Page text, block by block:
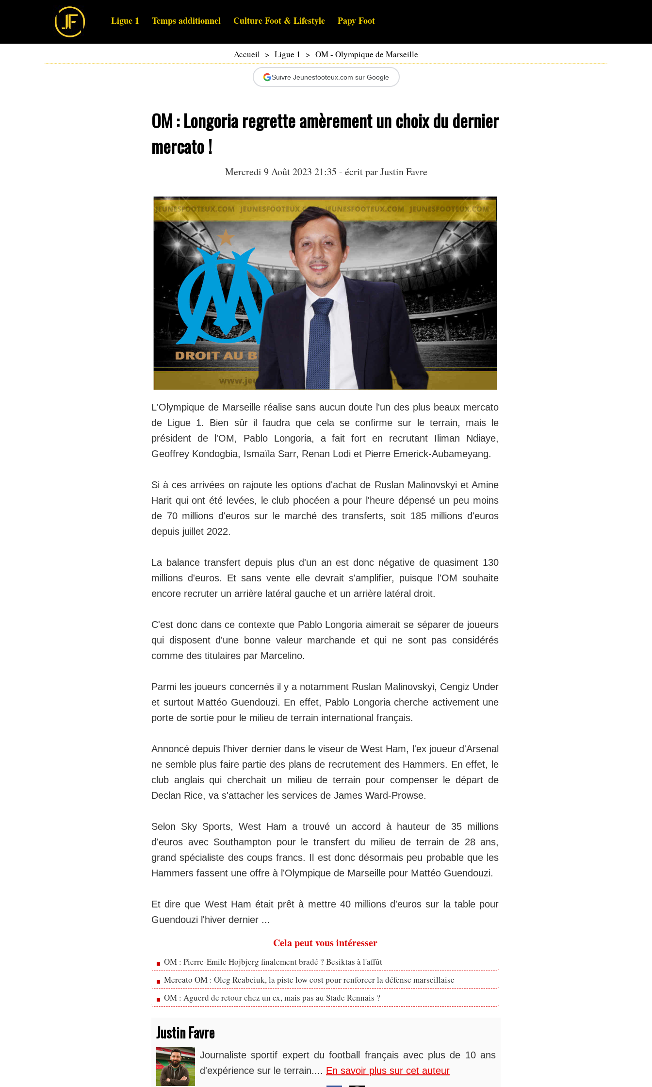
Ligue 1 Temps additionnel Culture Foot & Lifestyle Papy Foot
Accueil > Ligue 1 > OM - Olympique de Marseille
Suivre Jeunesfooteux.com sur Google
OM : Longoria regrette amèrement un choix du dernier
mercato !
Mercredi 9 Août 2023 21:35 - écrit parJustin Favre
L'Olympique de Marseille réalise sans aucun doute l'un des plus beaux mercato
de Ligue 1. Bien sûr il faudra que cela se confirme sur le terrain, mais le
président de l'OM, Pablo Longoria, a fait fort en recrutant Iliman Ndiaye,
Geoffrey Kondogbia, Ismaïla Sarr, Renan Lodi et Pierre Emerick-Aubameyang.
Si à ces arrivées on rajoute les options d'achat de Ruslan Malinovskyi et Amine
Harit qui ont été levées, le club phocéen a pour l'heure dépensé un peu moins
de 70 millions d'euros sur le marché des transferts, soit 185 millions d'euros
depuis juillet 2022.
La balance transfert depuis plus d'un an est donc négative de quasiment 130
millions d'euros. Et sans vente elle devrait s'amplifier, puisque l'OM souhaite
encore recruter un arrière latéral gauche et un arrière latéral droit.
C'est donc dans ce contexte que Pablo Longoria aimerait se séparer de joueurs
qui disposent d'une bonne valeur marchande et qui ne sont pas considérés
comme des titulaires par Marcelino.
Parmi les joueurs concernés il y a notamment Ruslan Malinovskyi, Cengiz Under
et surtout Mattéo Guendouzi. En effet, Pablo Longoria cherche activement une
porte de sortie pour le milieu de terrain international français.
Annoncé depuis l'hiver dernier dans le viseur de West Ham, l'ex joueur d'Arsenal
ne semble plus faire partie des plans de recrutement des Hammers. En effet, le
club anglais qui cherchait un milieu de terrain pour compenser le départ de
Declan Rice, va s'attacher les services de James Ward-Prowse.
Selon Sky Sports, West Ham a trouvé un accord à hauteur de 35 millions
d'euros avec Southampton pour le transfert du milieu de terrain de 28 ans,
grand spécialiste des coups francs. Il est donc désormais peu probable que les
Hammers fassent une offre à l'Olympique de Marseille pour Mattéo Guendouzi.
Et dire que West Ham était prêt à mettre 40 millions d'euros sur la table pour
Guendouzi l'hiver dernier ...
Cela peut vous intéresser
OM : Pierre-Emile Hojbjerg finalement bradé ? Besiktas à l'affût
Mercato OM : Oleg Reabciuk, la piste low cost pour renforcer la défense marseillaise
OM : Aguerd de retour chez un ex, mais pas au Stade Rennais ?
Justin Favre
Journaliste sportif expert du football français avec plus de 10 ans
d'expérience sur le terrain.... En savoir plus sur cet auteur